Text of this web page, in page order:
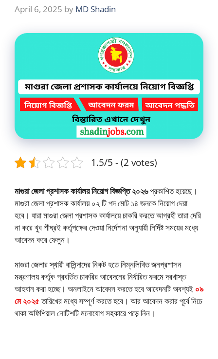
April 6, 2025 by MD Shadin
1.5/5 - (2 votes)
মাগুরা জেলা প্রশাসক কার্যালয় নিয়োগ বিজ্ঞপ্তি ২০২৬প্রকাশিত হয়েছে।
মাগুরা জেলা প্রশাসক কার্যালয় ০২ টি পদ মোট ১৪ জনকে নিয়োগ দেয়া
হবে। যারা মাগুরা জেলা প্রশাসক কার্যালয়ে চাকরি করতে আগ্রহী তারা দেরি
না করে খুব শীঘ্রই কর্তৃপক্ষের দেওয়া নির্দেশনা অনুযায়ী নির্দিষ্ট সময়ের মধ্যে
আবেদন করে ফেলুন।
মাগুরা জেলার স্থায়ী বাসিন্দাদের নিকট হতে নিম্নলিখিত জনপ্রশাসন
মন্ত্রণালয় কর্তৃক প্রবর্তিত চাকরির আবেদনের নির্ধারিত ফরমে দরখাস্ত
আহবান করা হচ্ছে। অনলাইনে আবেদন করতে হবে আবেদনটি অবশ্যই ০৯
মে ২০২৫তারিখের মধ্যে সম্পূর্ণ করতে হবে। আর আবেদন করার পূর্বে নিচে
থাকা অফিশিয়াল নোটিশটি মনোযোগ সহকারে পড়ে নিন।